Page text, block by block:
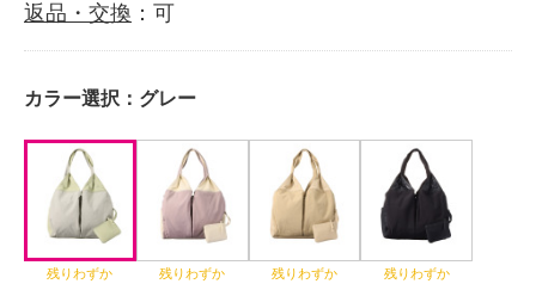
返品・交換 ：可
カラー選択： グレー
残りわずか 残りわずか 残りわずか 残りわずか